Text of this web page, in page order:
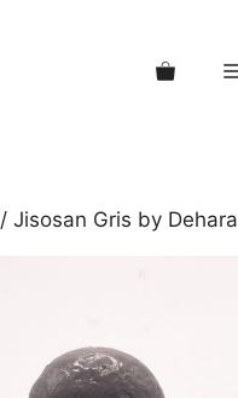
/ Jisosan Gris by Dehara